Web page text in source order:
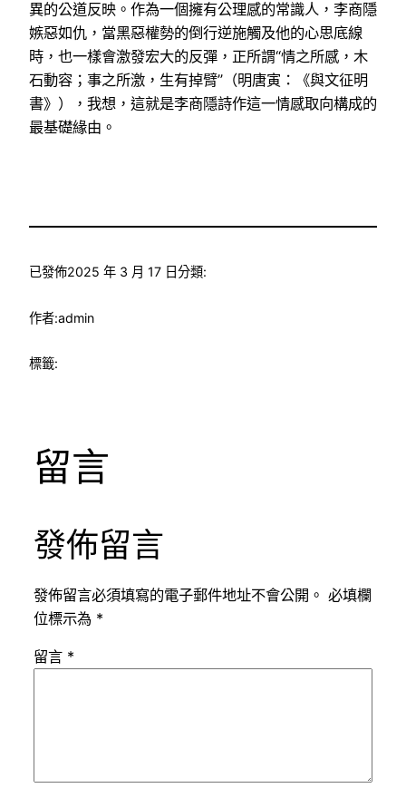
異的公道反映。作為一個擁有公理感的常識人，李商隱
嫉惡如仇，當黑惡權勢的倒行逆施觸及他的心思底線
時，也一樣會激發宏大的反彈，正所謂“情之所感，木
石動容；事之所激，生有掉臂”（明唐寅：《與文征明
書》），我想，這就是李商隱詩作這一情感取向構成的
最基礎緣由。
已發佈2025 年 3 月 17 日分類:
作者:admin
標籤:
留言
發佈留言
發佈留言必須填寫的電子郵件地址不會公開。 必填欄
位標示為 *
留言 *